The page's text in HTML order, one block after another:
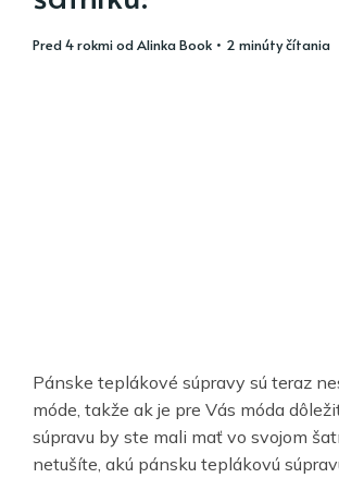
pred 4 rokmiodAlinka Book • 2 minúty čítania
Pánske teplákové súpravy sú teraz
móde, takže ak je pre Vás móda
súpravu by ste mali mať vo svojom
netušíte, akú pánsku teplákovú